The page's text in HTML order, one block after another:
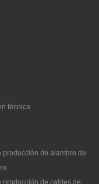
técnica
producción de alambre de
producción de cables de